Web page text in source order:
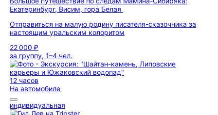
Екатеринбург, Висим, гора Белая
Отправиться на малую родину писателя-сказочника за
настоящим уральским колоритом
22 000 ₽
за группу, 1–4 чел.
12 часов
На автомобиле
индивидуальная